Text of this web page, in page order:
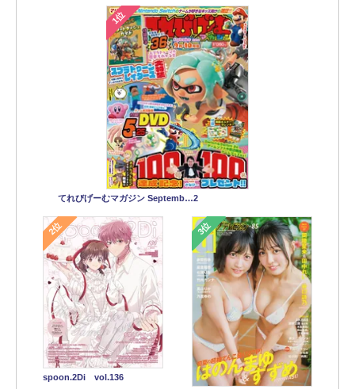
1位
てれびげーむマガジン Septemb…2
2位
spoon.2Di vol.136
3位